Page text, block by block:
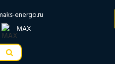
energo.ru
MAX